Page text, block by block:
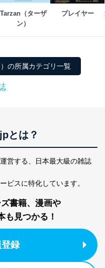
しています。
等の防止
ムの継続的改善
トレビューの機会を通
報保護マネジメントシ
だきます。
Tarzan（ターザ
ン）
プレイヤー
の所属カテゴリ一覧
とは？
営する、
日本最大級の雑誌
ビスに特化しています。
書籍、漫画や
も見つかる！
録